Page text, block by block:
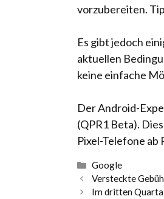
vorzubereiten.
Es gibt jedoch
aktuellen
keine einfache
Der Android-
(QPR1 Beta).
Pixel-Telefone ab
Kategorien
Google
Versteckte
Im dritten